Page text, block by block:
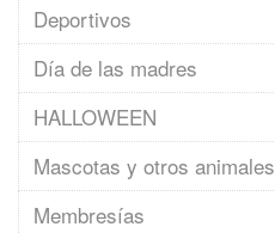
Deportivos
Día de las madres
HALLOWEEN
Mascotas y otros animales
Membresías